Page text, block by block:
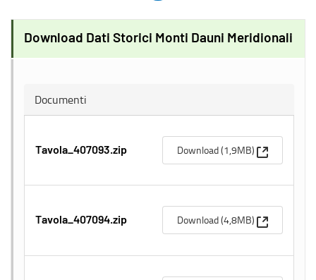
Download Dati Storici Monti Dauni Meridionali
Documenti
Tavola_407093.zip Download (1,9MB) (Apre una
Tavola_407094.zip Download (4,8MB) (Apre una